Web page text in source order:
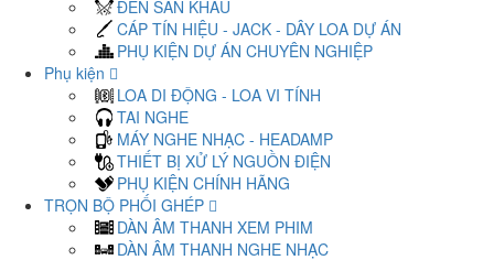
ĐÈN SÂN KHẤU
CÁP TÍN HIỆU - JACK - DÂY LOA DỰ ÁN
PHỤ KIỆN DỰ ÁN CHUYÊN NGHIỆP
Phụ kiện
LOA DI ĐỘNG - LOA VI TÍNH
TAI NGHE
MÁY NGHE NHẠC - HEADAMP
THIẾT BỊ XỬ LÝ NGUỒN ĐIỆN
PHỤ KIỆN CHÍNH HÃNG
TRỌN BỘ PHỐI GHÉP
DÀN ÂM THANH XEM PHIM
DÀN ÂM THANH NGHE NHẠC